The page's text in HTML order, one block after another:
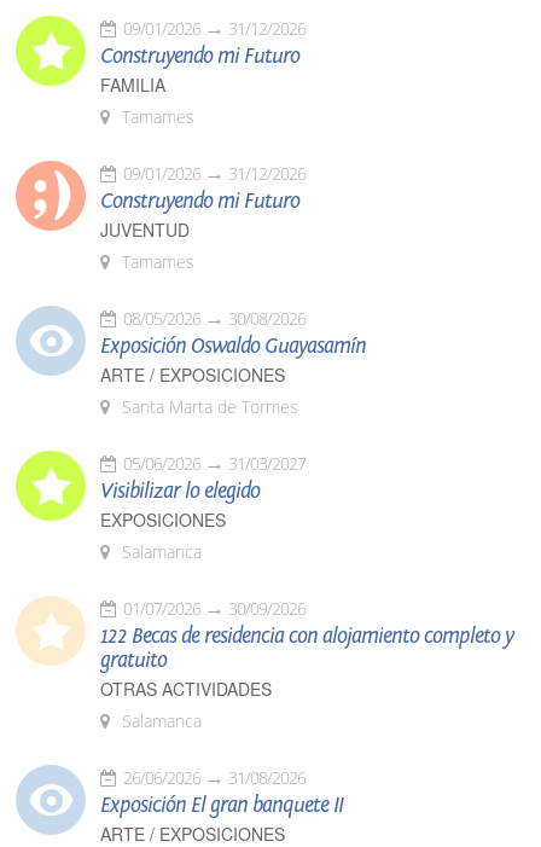
09/01/2026 31/12/2026
Construyendo mi Futuro
FAMILIA
Tamames
09/01/2026 31/12/2026
Construyendo mi Futuro
JUVENTUD
Tamames
08/05/2026 30/08/2026
Exposición Oswaldo Guayasamín
ARTE / EXPOSICIONES
Santa Marta de Tormes
05/06/2026 31/03/2027
Visibilizar lo elegido
EXPOSICIONES
Salamanca
01/07/2026 30/09/2026
122 Becas de residencia con alojamiento completo y
gratuito
OTRAS ACTIVIDADES
Salamanca
26/06/2026 31/08/2026
Exposición El gran banquete II
ARTE / EXPOSICIONES